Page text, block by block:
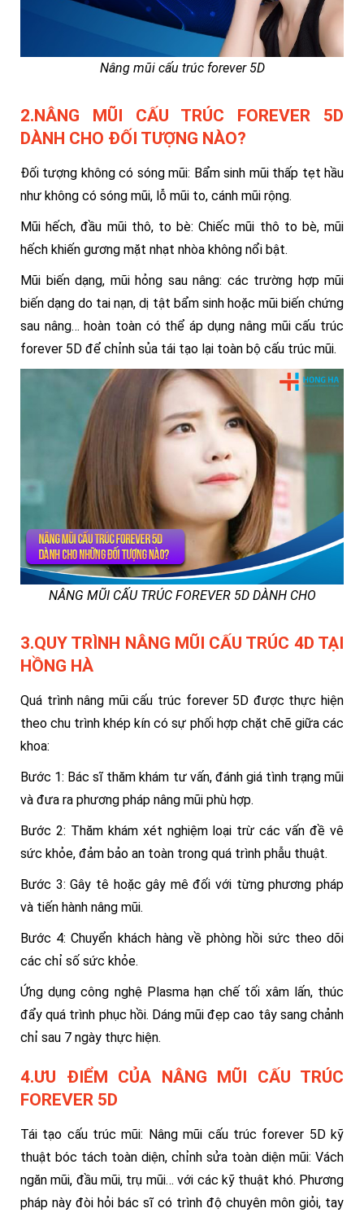
Nâng mũi cấu trúc forever 5D
2.NÂNG MŨI CẤU TRÚC FOREVER 5D
DÀNH CHO ĐỐI TƯỢNG NÀO?
Đối tượng không có sóng mũi: Bẩm sinh mũi thấp tẹt hầu
như không có sóng mũi, lỗ mũi to, cánh mũi rộng.
Mũi hếch, đầu mũi thô, to bè: Chiếc mũi thô to bè, mũi
hếch khiến gương mặt nhạt nhòa không nổi bật.
Mũi biến dạng, mũi hỏng sau nâng: các trường hợp mũi
biến dạng do tai nạn, dị tật bẩm sinh hoặc mũi biến chứng
sau nâng… hoàn toàn có thể áp dụng nâng mũi cấu trúc
forever 5D để chỉnh sủa tái tạo lại toàn bộ cấu trúc mũi.
NÂNG MŨI CẤU TRÚC FOREVER 5D DÀNH CHO
3.QUY TRÌNH NÂNG MŨI CẤU TRÚC 4D TẠI
HỒNG HÀ
Quá trình nâng mũi cấu trúc forever 5D được thực hiện
theo chu trình khép kín có sự phối hợp chặt chẽ giữa các
khoa:
Bước 1: Bác sĩ thăm khám tư vấn, đánh giá tình trạng mũi
và đưa ra phương pháp nâng mũi phù hợp.
Bước 2: Thăm khám xét nghiệm loại trừ các vấn đề vê
sức khỏe, đảm bảo an toàn trong quá trình phẫu thuật.
Bước 3: Gây tê hoặc gây mê đối với từng phương pháp
và tiến hành nâng mũi.
Bước 4: Chuyển khách hàng về phòng hồi sức theo dõi
các chỉ số sức khỏe.
Ứng dụng công nghệ Plasma hạn chế tối xâm lấn, thúc
đẩy quá trình phục hồi. Dáng mũi đẹp cao tây sang chảnh
chỉ sau 7 ngày thực hiện.
4.ƯU ĐIỂM CỦA NÂNG MŨI CẤU TRÚC
FOREVER 5D
Tái tạo cấu trúc mũi: Nâng mũi cấu trúc forever 5D kỹ
thuật bóc tách toàn diện, chỉnh sửa toàn diện mũi: Vách
ngăn mũi, đầu mũi, trụ mũi… với các kỹ thuật khó. Phương
pháp này đòi hỏi bác sĩ có trình độ chuyên môn giỏi, tay